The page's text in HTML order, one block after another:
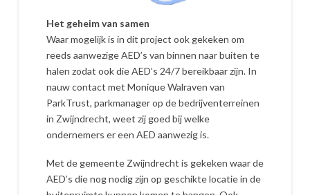
Het geheim van samen
Waar mogelijk is in dit project ook gekeken om
reeds aanwezige AED’s van binnen naar buiten te
halen zodat ook die AED’s 24/7 bereikbaar zijn. In
nauw contact met Monique Walraven van
ParkTrust, parkmanager op de bedrijventerreinen
in Zwijndrecht, weet zij goed bij welke
ondernemers er een AED aanwezig is.
Met de gemeente Zwijndrecht is gekeken waar de
AED’s die nog nodig zijn op geschikte locatie in de